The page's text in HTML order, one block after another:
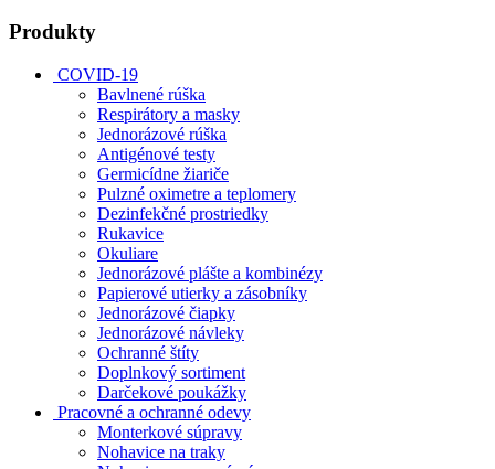
Produkty
COVID-19
Bavlnené rúška
Respirátory a masky
Jednorázové rúška
Antigénové testy
Germicídne žiariče
Pulzné oximetre a teplomery
Dezinfekčné prostriedky
Rukavice
Okuliare
Jednorázové plášte a kombinézy
Papierové utierky a zásobníky
Jednorázové čiapky
Jednorázové návleky
Ochranné štíty
Doplnkový sortiment
Darčekové poukážky
Pracovné a ochranné odevy
Monterkové súpravy
Nohavice na traky